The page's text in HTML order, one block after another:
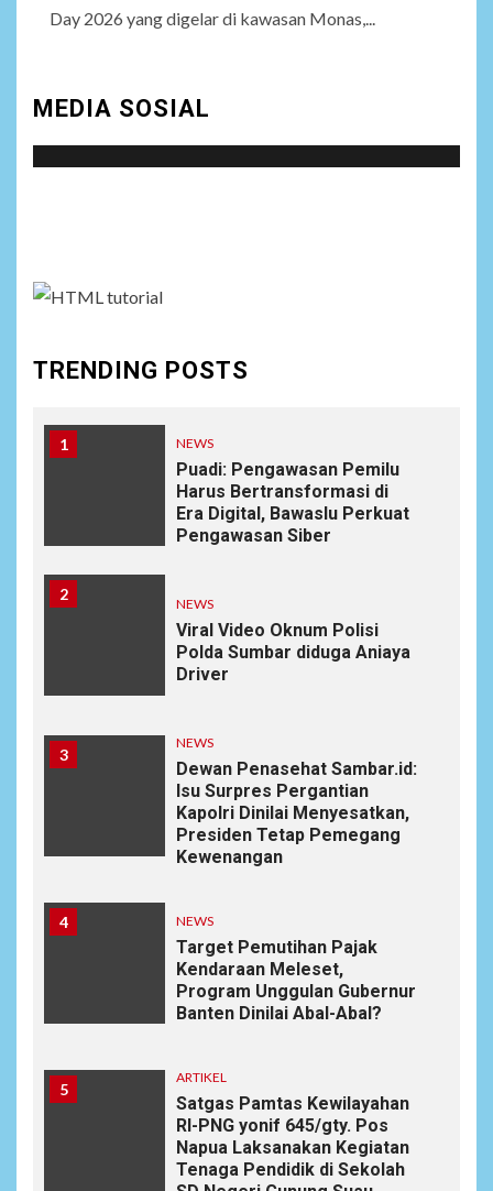
Day 2026 yang digelar di kawasan Monas,...
MEDIA SOSIAL
TRENDING POSTS
1 NEWS
Puadi: Pengawasan Pemilu
Harus Bertransformasi di
Era Digital, Bawaslu Perkuat
Pengawasan Siber
2
NEWS
Viral Video Oknum Polisi
Polda Sumbar diduga Aniaya
Driver
3
NEWS
Dewan Penasehat Sambar.id:
Isu Surpres Pergantian
Kapolri Dinilai Menyesatkan,
Presiden Tetap Pemegang
Kewenangan
4 NEWS
Target Pemutihan Pajak
Kendaraan Meleset,
Program Unggulan Gubernur
Banten Dinilai Abal-Abal?
5
ARTIKEL
Satgas Pamtas Kewilayahan
RI-PNG yonif 645/gty. Pos
Napua Laksanakan Kegiatan
Tenaga Pendidik di Sekolah